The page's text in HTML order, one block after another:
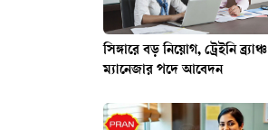
সিঙ্গারে বড় নিয়োগ, ট্রেইনি ব্র্যাঞ্চ
ম্যানেজার পদে আবেদন